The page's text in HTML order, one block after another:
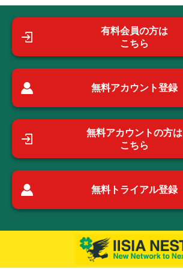
有料会員の方は
こちら
無料アカウント登録
無料アカウントの方は
こちら
無料トライアル登録